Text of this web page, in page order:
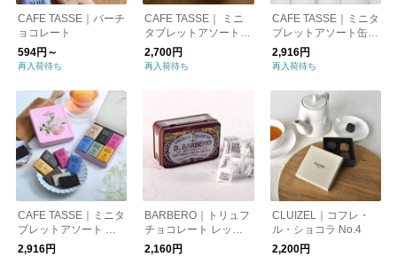
CAFE TASSE｜バーチ
ョコレート
594円～
再入荷待ち
CAFE TASSE｜ ミニ
タブレットアソート2
0P
2,700円
再入荷待ち
CAFE TASSE｜ミニタ
ブレットアソート缶入
り18P
2,916円
再入荷待ち
CAFE TASSE｜ミニタ
ブレットアソート ネ
コ缶18P
2,916円
BARBERO｜トリュフ
チョコレート レッド
ミニ缶
2,160円
CLUIZEL｜コフレ・
ル・ショコラ No.4
2,200円